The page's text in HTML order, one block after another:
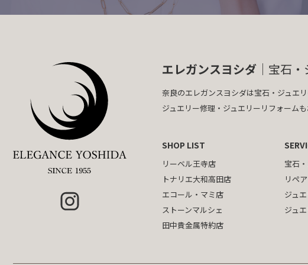
エレガンスヨシダ ｜ 宝石・
奈良のエレガンスヨシダは宝石・ジュエ
ジュエリー修理・ジュエリーリフォームも
SHOP LIST
リーベル王寺店
トナリエ大和高田店
エコール・マミ店
ストーンマルシェ
田中貴金属特約店
宝石
リペ
ジュ
ジュ